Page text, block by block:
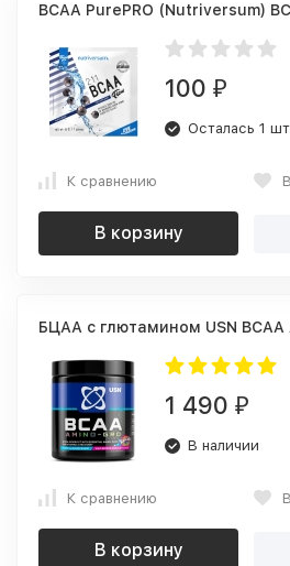
BCAA PurePRO (Nutriversum)
100 ₽
Осталась 1
К сравнению
В корзину
БЦАА с глютамином USN BCAA
1 490 ₽
В наличии
К сравнению
В корзину